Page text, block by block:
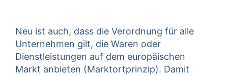
Neu ist auch, dass die Verordnung für alle
Unternehmen gilt, die Waren oder
Dienstleistungen auf dem europäischen
Markt anbieten (Marktortprinzip). Damit